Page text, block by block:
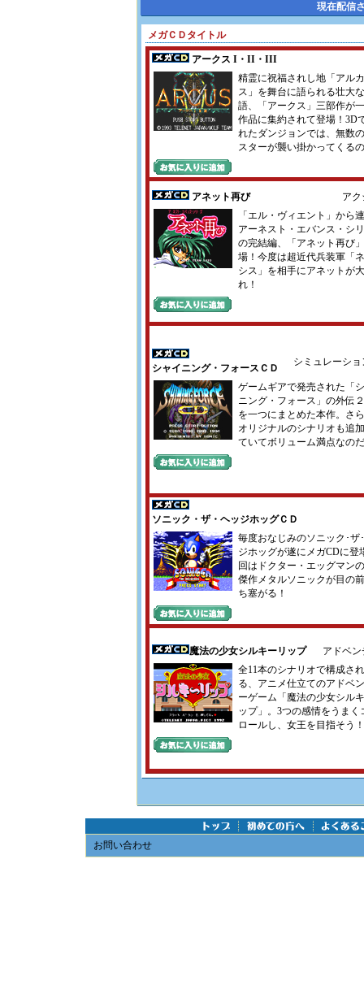
現在配信
メガＣＤタイトル
アークス I・II・III
精霊に祝福されし地「アル
ス」を舞台に語られる壮大
語、「アークス」三部作が
作品に集約されて登場！3D
れたダンジョンでは、無数
スターが襲い掛かってくる
アネット再び
アク
「エル・ヴィエント」から
アーネスト・エバンス・シ
の完結編、「アネット再び
場！今度は超近代兵装軍「
シス」を相手にアネットが
れ！
シャイニング・フォースＣＤ
シミュレーショ
ゲームギアで発売された「
ニング・フォース」の外伝
を一つにまとめた本作。さ
オリジナルのシナリオも追
ていてボリューム満点なの
ソニック・ザ・ヘッジホッグＣＤ
毎度おなじみのソニック･ザ
ジホッグが遂にメガCDに登
回はドクター・エッグマン
傑作メタルソニックが目の
ち塞がる！
魔法の少女シルキーリップ
アドベ
全11本のシナリオで構成さ
る、アニメ仕立てのアドベ
ーゲーム「魔法の少女シル
ップ」。3つの感情をうまく
ロールし、女王を目指そう！
お問い合わせ